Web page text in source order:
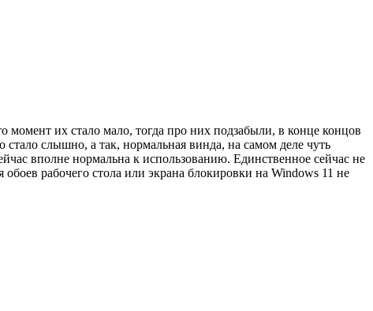
их стало мало, тогда про них подзабыли, в конце концов
слышно, а так, нормальная винда, на самом деле чуть
вполне нормальна к использованию. Единственное сейчас не
рабочего стола или экрана блокировки на Windows 11 не